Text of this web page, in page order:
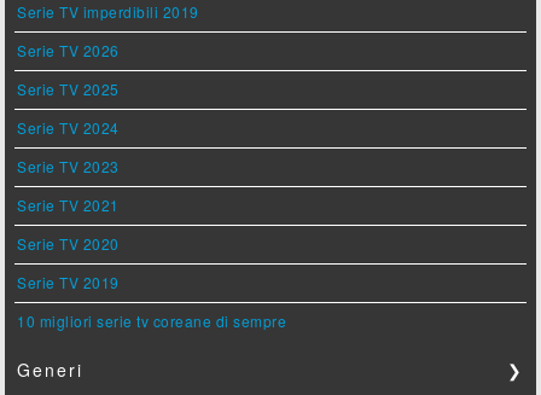
Serie TV imperdibili 2019
Serie TV 2026
Serie TV 2025
Serie TV 2024
Serie TV 2023
Serie TV 2021
Serie TV 2020
Serie TV 2019
10 migliori serie tv coreane di sempre
Generi ❯